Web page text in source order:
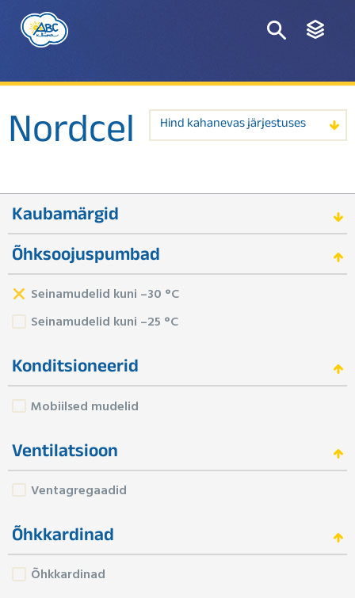
Nordcel Hind kahanevas järjestuses
Kaubamärgid
Õhksoojuspumbad
Seinamudelid kuni –30 °C
Seinamudelid kuni –25 °C
Konditsioneerid
Mobiilsed mudelid
Ventilatsioon
Ventagregaadid
Õhkkardinad
Õhkkardinad